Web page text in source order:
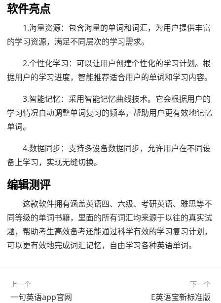
软件亮点
1.海量资源：包含海量的单词和词汇，为用户提供丰富
的学习资源，满足不同层次的学习需求。
2.个性化学习：可以让用户创建个性化的学习计划。根
据用户的学习进度，智能推荐适合用户的单词和学习内容。
3.智能记忆：采用智能记忆曲线技术。它会根据用户的
学习情况自动调整单词复习的频率，帮助用户更有效地记忆
单词。
4.数据同步：支持多设备数据同步，允许用户在不同设
备上学习，实现无缝切换。
编辑测评
这款软件拥有涵盖英语四、六级、考研英语、雅思等不
同等级的单词书籍，里面的所有词汇均来源于以往的真实试
题，帮助考生高效备考还能通过科学有效的学习复习计划，
可以更有效地完成词汇记忆，自由学习各种英语单词。
上一个
一句英语app官网
下一个
E英语宝新标准版